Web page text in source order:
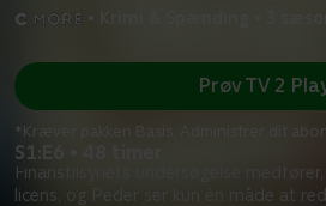
S1:E6 • 48 timer
Finanstilsynets undersøgelse
licens, og Peder ser kun én måde at
Prøv TV 2
*Kræver pakken Basis. Administrer dit